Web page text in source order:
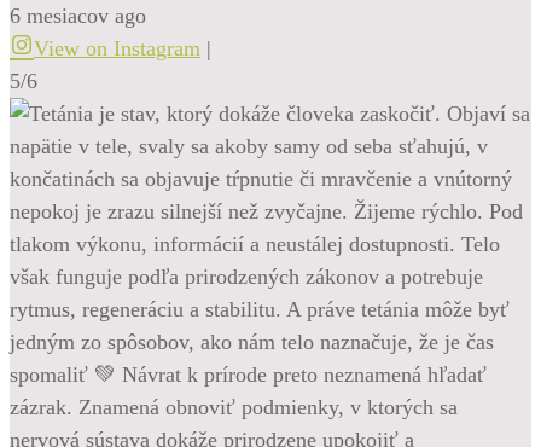
6 mesiacov ago
View on Instagram |
5/6